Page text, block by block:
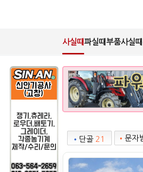
사실때파실때 부품사실때
• 단골 21 • 문자